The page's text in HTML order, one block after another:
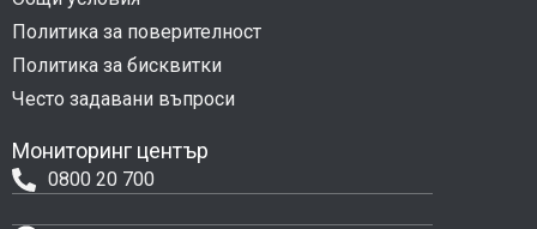
Политика за поверителност
Политика за бисквитки
Често задавани въпроси
Мониторинг център
0800 20 700